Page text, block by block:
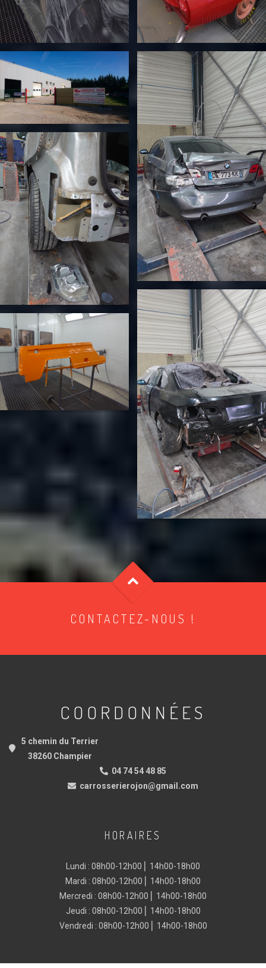
CONTACTEZ-NOUS !
COORDONNÉES
5 chemin du Terrier
38260 Champier
04 74 54 48 85
carrosserierojon@gmail.com
HORAIRES
Lundi : 08h00-12h00 ⎜ 14h00-18h00
Mardi : 08h00-12h00 ⎜ 14h00-18h00
Mercredi : 08h00-12h00 ⎜ 14h00-18h00
Jeudi : 08h00-12h00 ⎜ 14h00-18h00
Vendredi : 08h00-12h00 ⎜ 14h00-18h00